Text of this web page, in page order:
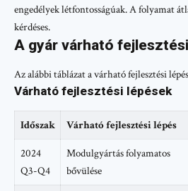
engedélyek létfontosságúak. A folyamat
kérdéses.
A gyár várható
Az alábbi táblázat a várható fejlesztési
Várható fejlesztési lépések
Időszak Várható fejlesztési lépés
2024
Q3-Q4
Modulgyártás folyamatos
bővülése